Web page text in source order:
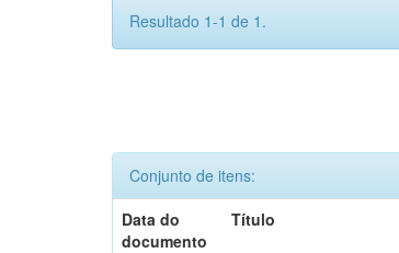
Resultado 1-1 de 1.
Conjunto de itens:
Data do
documento
Título